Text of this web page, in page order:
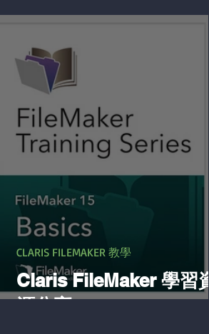
Claris FileMaker 學習資
源分享
CLARIS FILEMAKER 教學